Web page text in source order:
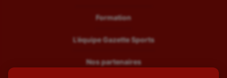
Formation
L’équipe Gazette Sports
Nos partenaires